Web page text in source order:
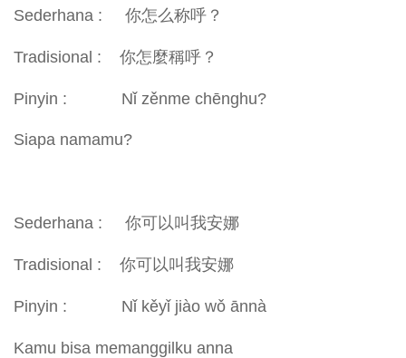
Sederhana : 你怎么称呼？
Tradisional : 你怎麼稱呼？
Pinyin : Nǐ zěnme chēnghu?
Siapa namamu?
Sederhana : 你可以叫我安娜
Tradisional : 你可以叫我安娜
Pinyin : Nǐ kěyǐ jiào wǒ ānnà
Kamu bisa memanggilku anna